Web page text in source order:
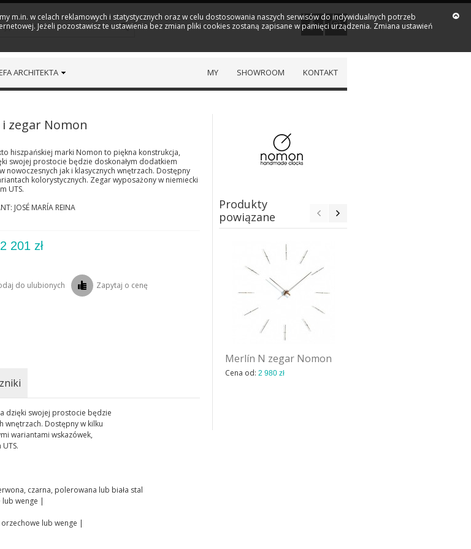
ARCHITEKTA KONTAKT
SHOWROOM
MY
zegar Nomon
hiszpańskiej marki Nomon to piękna konstrukcja,
swojej prostocie będzie doskonałym dodatkiem
nowoczesnych jak i klasycznych wnętrzach. Dostępny
kolorystycznych. Zegar wyposażony w niemiecki
UTS.
JOSÉ MARÍA REINA
2 201 zł
do ulubionych Zapytaj o cenę
Produkty
powiązane
Merlín N zegar Nomon
Cena od: 2 980 zł
dzięki swojej prostocie będzie
wnętrzach. Dostępny w kilku
wariantami wskazówek,
czarna, polerowana lub biała stal
wenge |
lub wenge |
m.in. w celach reklamowych i statystycznych oraz w celu dostosowania naszych serwisów do indywidualnych potrzeb
Jeżeli pozostawisz te ustawienia bez zmian pliki cookies zostaną zapisane w pamięci urządzenia. Zmiana ustawień